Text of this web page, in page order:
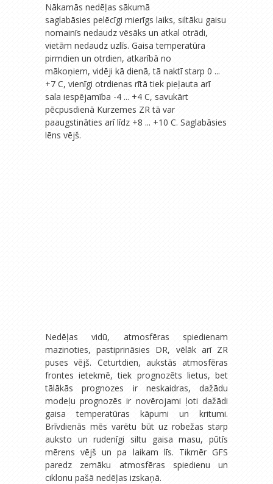
Nākamās nedēļas sākumā
saglabāsies pelēcīgi mierīgs laiks, siltāku gaisu
nomainīs nedaudz vēsāks un atkal otrādi,
vietām nedaudz uzlīs. Gaisa temperatūra
pirmdien un otrdien, atkarībā no
mākoņiem, vidēji kā dienā, tā naktī starp 0 ...
+7 C, vienīgi otrdienas rītā tiek pieļauta arī
sala iespējamība -4 ... +4 C, savukārt
pēcpusdienā Kurzemes ZR tā var
paaugstināties arī līdz +8 ... +10 C. Saglabāsies
lēns vējš.
Nedēļas vidū, atmosfēras spiedienam
mazinoties, pastiprināsies DR, vēlāk arī ZR
puses vējš. Ceturtdien, aukstās atmosfēras
frontes ietekmē, tiek prognozēts lietus, bet
tālākās prognozes ir neskaidras, dažādu
modeļu prognozēs ir novērojami ļoti dažādi
gaisa temperatūras kāpumi un kritumi.
Brīvdienās mēs varētu būt uz robežas starp
auksto un rudenīgi siltu gaisa masu, pūtīs
mērens vējš un pa laikam līs. Tikmēr GFS
paredz zemāku atmosfēras spiedienu un
ciklonu pašā nedēļas izskaņā.